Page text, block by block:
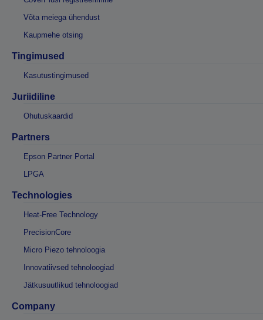
Võta meiega ühendust
Kaupmehe otsing
Tingimused
Kasutustingimused
Juriidiline
Ohutuskaardid
Partners
Epson Partner Portal
LPGA
Technologies
Heat-Free Technology
PrecisionCore
Micro Piezo tehnoloogia
Innovatiivsed tehnoloogiad
Jätkusuutlikud tehnoloogiad
Company